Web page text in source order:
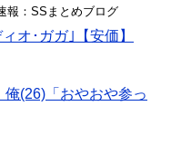
報：SSまとめブログ
オ･ガガ｣【安価】
(26)「おやおや参っ